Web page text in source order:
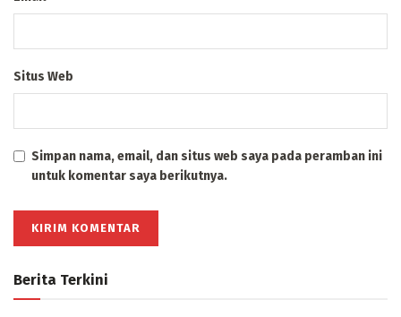
Situs Web
Simpan nama, email, dan situs web saya pada peramban ini
untuk komentar saya berikutnya.
Berita Terkini